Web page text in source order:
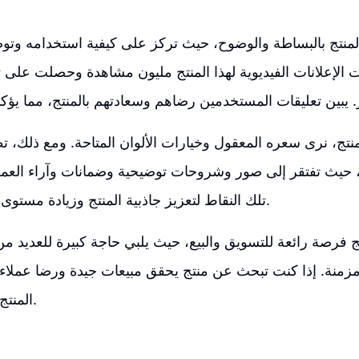
المنتج بالبساطة والوضوح، حيث تركز على كيفية استخدامه
الفيديوية لهذا المنتج مليون مشاهدة وحصلت
نرى سعره المعقول وخيارات الألوان المتاحة. ومع
حيث تفتقر إلى صور وشروحات توضيحية وضمانات وآراء
تلك النقاط لتعزيز جاذبية المنتج وزيادة مستوى الثقة لدى العملاء.
فرصة رائعة للتسويق والبيع، حيث يلبي حاجة كبيرة
مزمنة. إذا كنت تبحث عن منتج يحقق مبيعات جيدة ورضا
المنتج هو خيارك الأمثل.